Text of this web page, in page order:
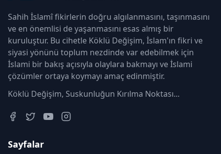
Sahih İslamî fikirlerin doğru algılanmasını, taşınmasını
ve en önemlisi de yaşanmasını esas almış bir
kuruluştur. Bu cihetle Köklü Değişim, İslam'ın fikri ve
siyasi yönünü toplum nezdinde var edebilmek için
İslami bir bakış açısıyla olaylara bakmayı ve İslami
çözümler ortaya koymayı amaç edinmiştir.
Köklü Değişim, Suskunluğun Kırılma Noktası...
Sayfalar